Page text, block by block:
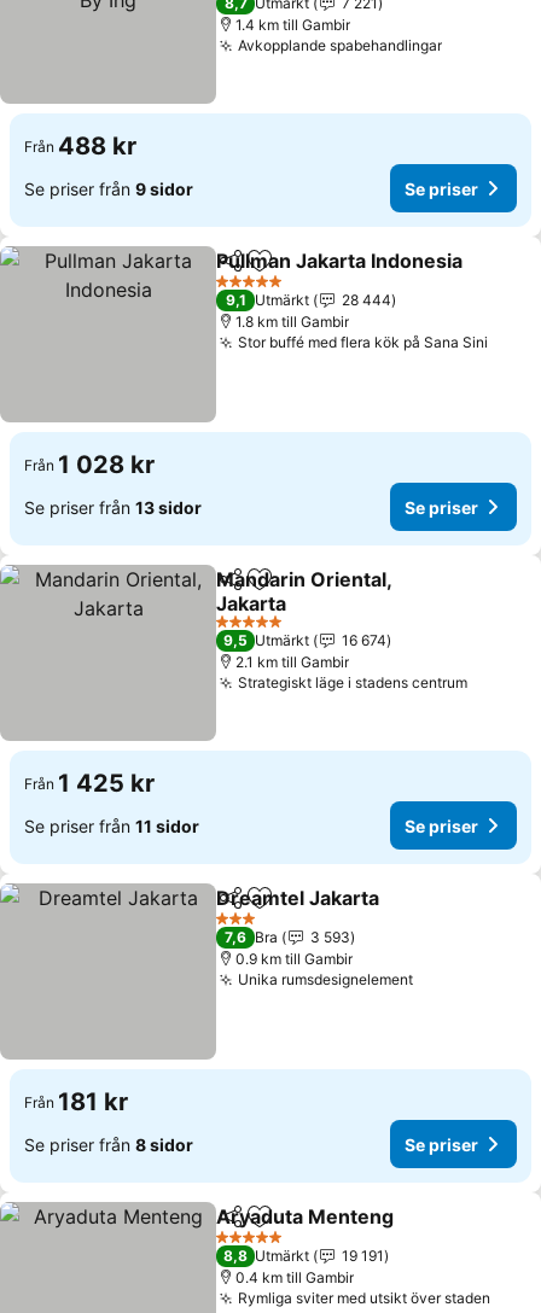
1.4 km till Gambir
Avkopplande spabehandlingarSe priser
Från 488 kr
Se priser från 9 sidor Se priser
Dela Lägg till i Mina Favoriter
Pullman Jakarta Indonesia
5 Stjärnor
9,1 Utmärkt
28 444
1.8 km till Gambir
Stor buffé med flera kök på Sana Sini
Från 1 028 kr
Se priser från 13 sidor Se priser
Dela Lägg till i Mina Favoriter
Mandarin Oriental,
Jakarta
Se priser
5 Stjärnor
9,5 Utmärkt
16 674
2.1 km till Gambir
Strategiskt läge i stadens centrumSe
Från 1 425 kr
Se priser från 11 sidor Se priser
Dela Lägg till i Mina Favoriter
Dreamtel Jakarta
3 Stjärnor
7,6 Bra
3 593
0.9 km till Gambir
Unika rumsdesignelementSe priser
Från 181 kr
Se priser från 8 sidor Se priser
Dela Lägg till i Mina Favoriter
Aryaduta Menteng
5 Stjärnor
8,8 Utmärkt
19 191
0.4 km till Gambir
Rymliga sviter med utsikt över staden